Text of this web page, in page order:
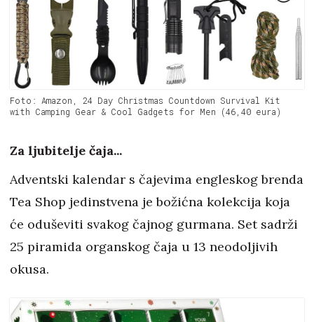
Foto: Amazon, 24 Day Christmas Countdown Survival Kit
with Camping Gear & Cool Gadgets for Men (46,40 eura)
Za ljubitelje čaja...
Adventski kalendar s čajevima engleskog brenda
Tea Shop jedinstvena je božićna kolekcija koja
će oduševiti svakog čajnog gurmana. Set sadrži
25 piramida organskog čaja u 13 neodoljivih
okusa.